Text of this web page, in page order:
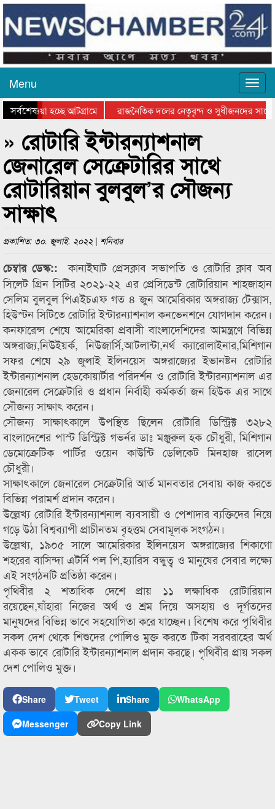
Menu
সর্বশেষ
যাওয়া হচ্ছে আটগ্রামে
রাজনৈতিক দলের নেতৃবৃন্দ ও সুধীজনদের সাথে
পুরস্কার বিতরণ সম্পন্ন
» রোটারি ইন্টারন্যাশনাল
জেনারেল সেক্রেটারির সাথে
রোটারিয়ান বুলবুল’র সৌজন্য
সাক্ষাৎ
প্রকাশিত: ৩০. জুলাই. ২০২২ | শনিবার
চেম্বার ডেস্ক::কানাইঘাট প্রেসক্লাব সভাপতি ও রোটারি ক্লাব অব
সিলেট গ্রিন সিটির ২০২১-২২ এর প্রেসিডেন্ট রোটারিয়ান শাহজাহান
সেলিম বুলবুল পিএইচএফ গত ৪ জুন আমেরিকার অঙ্গরাজ্য টেক্সাস,
হিউস্টন সিটিতে রোটারি ইন্টারন্যাশনাল কনভেনশনে যোগদান করেন।
কনফারেন্স শেষে আমেরিকা প্রবাসী বাংলাদেশিদের আমন্ত্রণে বিভিন্ন
অঙ্গরাজ্য,নিউইয়র্ক, নিউজার্সি,আটলান্টা,নর্থ ক্যারোলাইনার,মিশিগান
সফর শেষে ২৯ জুলাই ইলিনয়েস অঙ্গরাজ্যের ইভানষ্টন রোটারি
ইন্টারন্যাশনাল হেডকোয়ার্টার পরিদর্শন ও রোটারি ইন্টারন্যাশনাল এর
জেনারেল সেক্রেটারি ও প্রধান নির্বাহী কর্মকর্তা জন হিউক এর সাথে
সৌজন্য সাক্ষাৎ করেন।
সৌজন্য সাক্ষাৎকালে উপস্থিত ছিলেন রোটারি ডিস্ট্রিক্ট ৩২৮২
বাংলাদেশের পাস্ট ডিস্ট্রিক্ট গভর্নর ডাঃ মঞ্জুরুল হক চৌধুরী, মিশিগান
ডেমোক্রেটিক পার্টির ওয়েন কাউন্টি ডেলিকেট মিনহাজ রাসেল
চৌধুরী।
সাক্ষাৎকালে জেনারেল সেক্রেটারি আর্ত মানবতার সেবায় কাজ করতে
বিভিন্ন পরামর্শ প্রদান করেন।
উল্লেখ্য রোটারি ইন্টারন্যাশনাল ব্যবসায়ী ও পেশাদার ব্যক্তিদের নিয়ে
গড়ে উঠা বিশ্বব্যাপী প্রাচীনতম বৃহত্তম সেবামূলক সংগঠন।
উল্লেখ্য, ১৯০৫ সালে আমেরিকার ইলিনয়েস অঙ্গরাজ্যের শিকাগো
শহরের বাসিন্দা এটর্নি পল পি,হ্যারিস বন্ধুত্ব ও মানুষের সেবার লক্ষ্যে
এই সংগঠনটি প্রতিষ্ঠা করেন।
পৃথিবীর ২ শতাধিক দেশে প্রায় ১১ লক্ষাধিক রোটারিয়ান
রয়েছেন,যাঁহারা নিজের অর্থ ও শ্রম দিয়ে অসহায় ও দূর্গতদের
মানুষদের বিভিন্ন ভাবে সহযোগিতা করে যাচ্ছেন। বিশেষ করে পৃথিবীর
সকল দেশ থেকে শিশুদের পোলিও মুক্ত করতে টিকা সরবরাহের অর্থ
একক ভাবে রোটারি ইন্টারন্যাশনাল প্রদান করছে। পৃথিবীর প্রায় সকল
দেশ পোলিও মুক্ত।
Share Tweet Share
WhatsApp
Messenger
Copy Link